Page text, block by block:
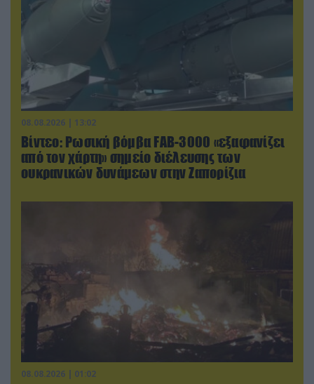
08.08.2026 | 13:02
Βίντεο: Ρωσική βόμβα FAB-3000 «εξαφανίζει
από τον χάρτη» σημείο διέλευσης των
ουκρανικών δυνάμεων στην Ζαπορίζια
08.08.2026 | 01:02